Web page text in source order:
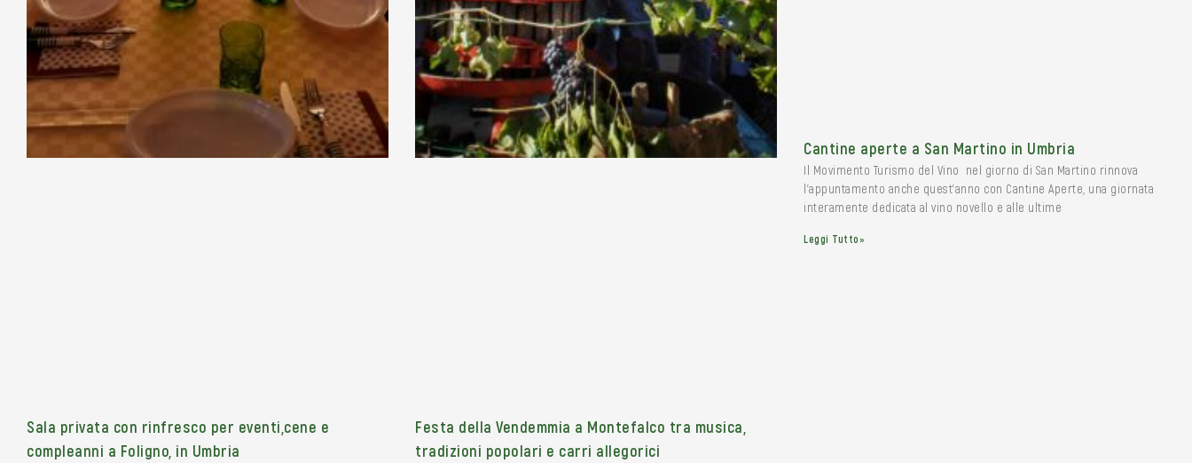
Sala privata con rinfresco per eventi,cene e
compleanni a Foligno, in Umbria
Festa della Vendemmia a Montefalco tra musica,
tradizioni popolari e carri allegorici
Cantine aperte a San Martino in Umbria
Il Movimento Turismo del Vino nel giorno di San Martino rinnova
l’appuntamento anche quest’anno con Cantine Aperte, una giornata
interamente dedicata al vino novello e alle ultime
Leggi Tutto»